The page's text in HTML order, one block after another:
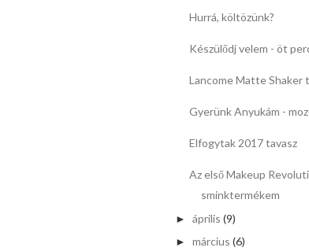
Hurrá, költözünk?
Készülődj velem - öt
Lancome Matte Shaker
Gyerünk Anyukám -
Elfogytak 2017 tavasz
Az első Makeup
sminktermékem
► április (9)
► március (6)